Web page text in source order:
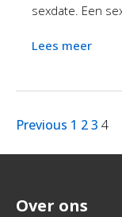
sexdate. Een
Lees meer
Previous 1 23 4
Over ons